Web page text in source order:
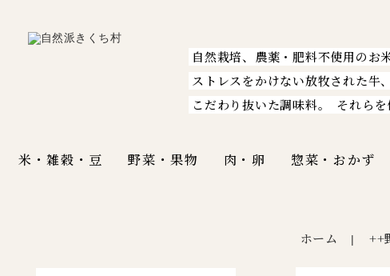
自然栽培、農薬・肥料不使用のお
ストレスをかけない放牧された牛
こだわり抜いた調味料。
それらを
米・雑穀・豆 野菜・果物 肉・卵 惣菜・おかず
ホーム | ++